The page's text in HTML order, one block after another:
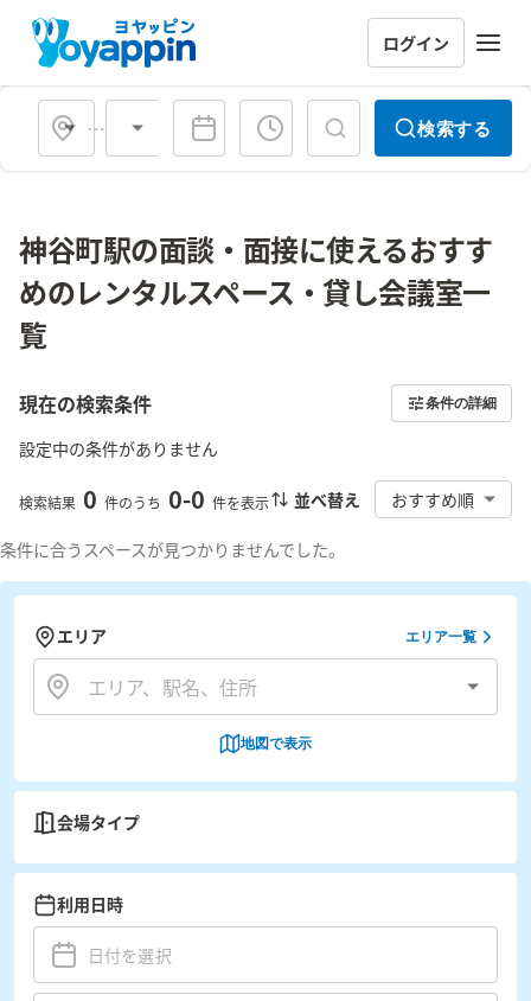
ログイン
会場タイプ 検索する
神谷町駅の面談・面接に使えるおすす
めのレンタルスペース・貸し会議室一
覧
現在の検索条件 条件の詳細
設定中の条件がありません
検索結果 0 件のうち 0-0 件を表示 並べ替え おすすめ順
条件に合うスペースが見つかりませんでした。
エリア エリア一覧
地図で表示
会場タイプ
利用日時